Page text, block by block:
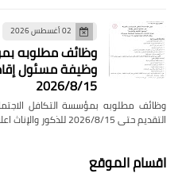
02 أغسطس 2026
وظائف مطلوبه
وظيفة مسئول
2026/8/15
وظائف مطلوبه بمؤسسة التكافل
التقديم حتى 2026/8/15 للذكور والإناث اعلان…
اقسام الموقع